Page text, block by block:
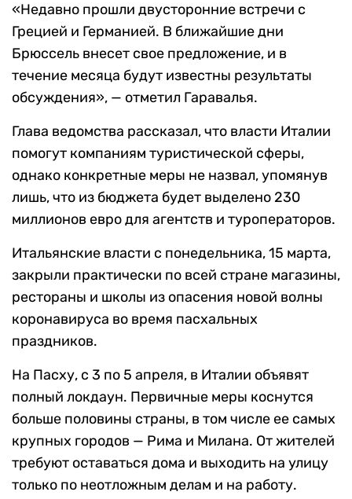
«Недавно прошли двусторонние встречи с
Грецией и Германией. В ближайшие дни
Брюссель внесет свое предложение, и в
течение месяца будут известны результаты
обсуждения», — отметил Гаравалья.
Глава ведомства рассказал, что власти Италии
помогут компаниям туристической сферы,
однако конкретные меры не назвал, упомянув
лишь, что из бюджета будет выделено 230
миллионов евро для агентств и туроператоров.
Итальянские власти с понедельника, 15 марта,
закрыли практически по всей стране магазины,
рестораны и школы из опасения новой волны
коронавируса во время пасхальных
праздников.
На Пасху, с 3 по 5 апреля, в Италии объявят
полный локдаун. Первичные меры коснутся
больше половины страны, в том числе ее самых
крупных городов — Рима и Милана. От жителей
требуют оставаться дома и выходить на улицу
только по неотложным делам и на работу.